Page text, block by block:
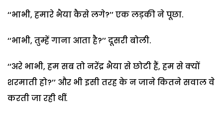
‘‘भाभी, हमारे भैया कैसे लगे?’’ एक लड़की ने पूछा.
‘‘भाभी, तुम्हें गाना आता है?’’ दूसरी बोली.
‘‘अरे भाभी, हम सब तो नरेंद्र भैया से छोटी हैं, हम से क्यों
शरमाती हो?’’ और भी इसी तरह के न जाने कितने सवाल वे
करती जा रही थीं.